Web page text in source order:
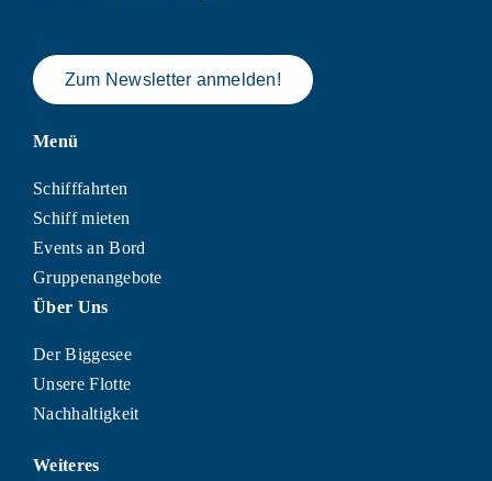
Zum Newsletter anmelden!
Menü
Schifffahrten
Schiff mieten
Events an Bord
Gruppenangebote
Über Uns
Der Biggesee
Unsere Flotte
Nachhaltigkeit
Weiteres